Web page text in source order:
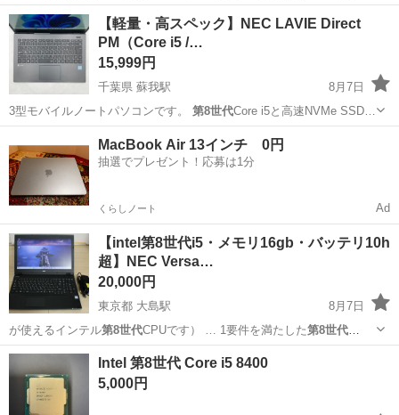
を搭載しており、第8世代のCore i5…
福岡 福岡市 野芥駅 タブレットPC
【軽量・高スペック】NEC LAVIE Direct
PM（Core i5 /…
15,999円
千葉県 蘇我駅
8月7日
3型モバイルノートパソコンです。 第8世代Core i5と高速NVMe SSD…
ノートパソコン
MacBook Air 13インチ 0円
抽選でプレゼント！応募は1分
くらしノート Ad
【intel第8世代i5・メモリ16gb・バッテリ10h
超】NEC Versa…
20,000円
東京都 大島駅
8月7日
が使えるインテル第8世代CPUです） … 1要件を満たした第8世代
IntelCPU…
東京 江東区 大島駅 ノートパソコン
Intel 第8世代 Core i5 8400
5,000円